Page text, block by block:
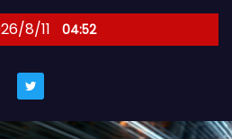
8/11 04:52